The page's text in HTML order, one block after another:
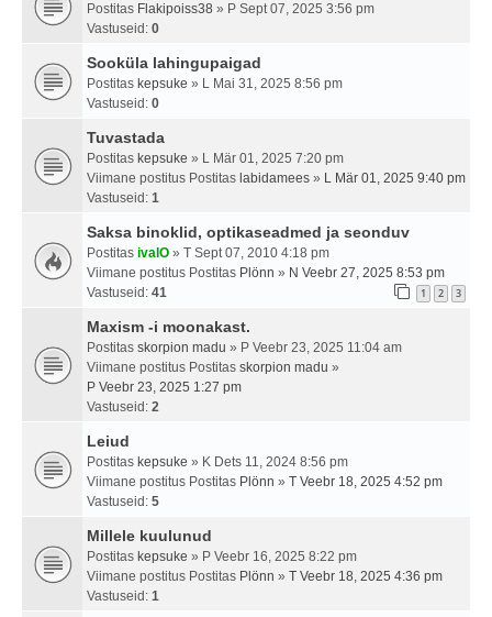
Postitas Flakipoiss38 » P Sept 07, 2025 3:56 pm
Vastuseid: 0
Sooküla lahingupaigad
Postitas kepsuke » L Mai 31, 2025 8:56 pm
Vastuseid: 0
Tuvastada
Postitas kepsuke » L Mär 01, 2025 7:20 pm
Viimane postitus Postitas labidamees » L Mär 01, 2025 9:40 pm
Vastuseid: 1
Saksa binoklid, optikaseadmed ja seonduv
Postitas ivalO » T Sept 07, 2010 4:18 pm
Viimane postitus Postitas Plönn » N Veebr 27, 2025 8:53 pm
Vastuseid: 41 1 2 3
Maxism -i moonakast.
Postitas skorpion madu » P Veebr 23, 2025 11:04 am
Viimane postitus Postitas skorpion madu »
P Veebr 23, 2025 1:27 pm
Vastuseid: 2
Leiud
Postitas kepsuke » K Dets 11, 2024 8:56 pm
Viimane postitus Postitas Plönn » T Veebr 18, 2025 4:52 pm
Vastuseid: 5
Millele kuulunud
Postitas kepsuke » P Veebr 16, 2025 8:22 pm
Viimane postitus Postitas Plönn » T Veebr 18, 2025 4:36 pm
Vastuseid: 1